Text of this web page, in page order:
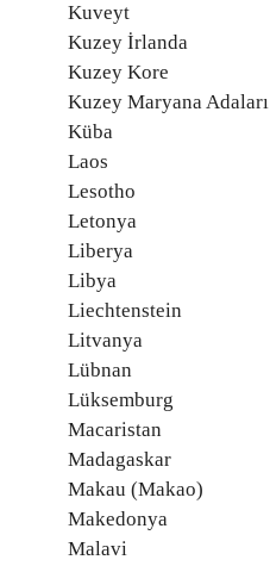
Kuveyt
Kuzey İrlanda
Kuzey Kore
Kuzey Maryana Adaları
Küba
Laos
Lesotho
Letonya
Liberya
Libya
Liechtenstein
Litvanya
Lübnan
Lüksemburg
Macaristan
Madagaskar
Makau (Makao)
Makedonya
Malavi